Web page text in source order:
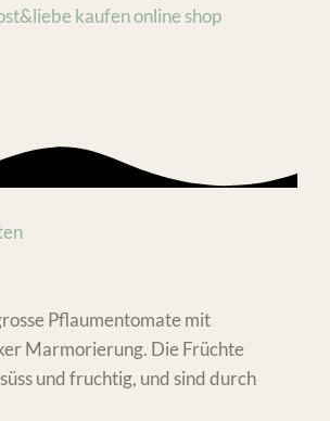
Pflaumentomate mit
Marmorierung. Die Früchte
und fruchtig, und sind durch